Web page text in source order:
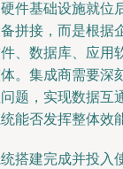
件基础设施就位
拼接，而是根据
、数据库、应用
。集成商需要深
题，实现数据互
能否发挥整体效
搭建完成并投入